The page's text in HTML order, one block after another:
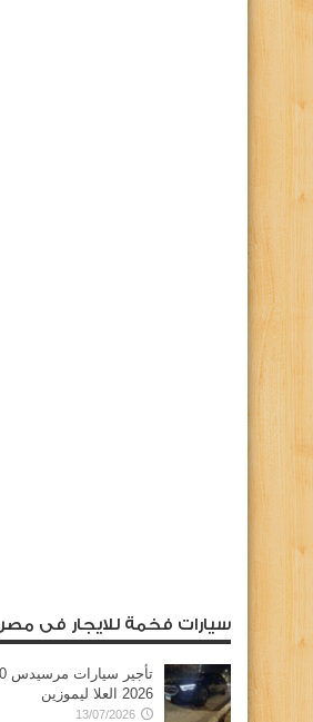
سيارات فخمة للايجار فى مصر
2026 العلا ليموزين
13/07/2026